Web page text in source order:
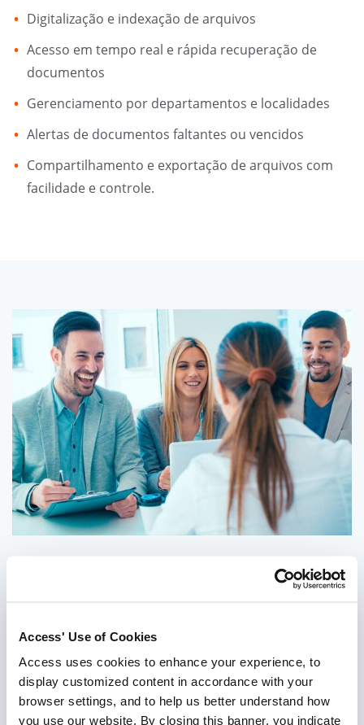
Access' Use of Cookies
Access uses cookies to enhance your experience, to
display customized content in accordance with your
browser settings, and to help us better understand how
you use our website. By closing this banner, you indicate
Digitalização e indexação de arquivos
Acesso em tempo real e rápida recuperação de
documentos
Gerenciamento por departamentos e localidades
Alertas de documentos faltantes ou vencidos
Compartilhamento e exportação de arquivos com
facilidade e controle.
Recursos humanos é a espinha dorsal de uma
contratação e manutenção do relacionamento do
empregado até a rescisão.Todas essas
responsabilidades baseiam-se em documentos com
informações muito importantes e altamente sensíveis.